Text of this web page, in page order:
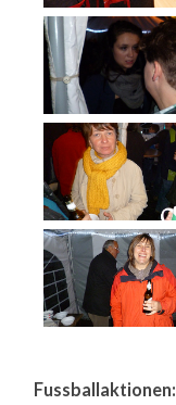
Fussballaktionen: